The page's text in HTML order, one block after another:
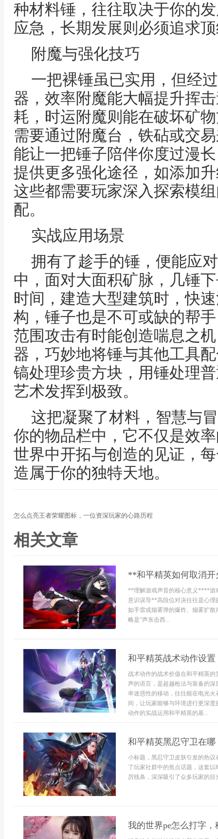
种材料锤，往往取决于你的
应急，长期发展则必须追求
附魔与强化技巧
一把裸锤虽已实用，但经
器，效率附魔能大幅提升挥
耗，时运附魔则能在破坏矿
需要通过附魔台，铁砧或交
能让一把锤子陪伴你度过漫
提供更多强化途径，如添加
这些都需要玩家深入探索模
配。
实战应用场景
拥有了趁手的锤，便能应
中，面对大面积矿脉，几锤
时间，建造大型建筑时，快
构，锤子也是不可或缺的帮
范围攻击有时能创造喘息之
器，巧妙地将锤与其他工具
镐处理珍贵方块，用锤处理
艺术发挥到极致。
这把凝聚了材料，智慧与
你的物品栏中，它不仅是效
世界中开拓与创造的见证，
造属于你的独特天地。
怎么点亮王者荣耀图标，一位资深玩家的心路历程
相关文章
**和平精英如何取消
**理解游戏声音的核心意义****游
意识误导**高段位对决往往是心理
如手雷或烟雾弹的爆炸、烟雾扩
略是“声东击西...
和平精英战术动作设
战术动作的战术价值在和平精英
声的语言，是超越枪法与装备的
串迷惑性的移动，往往能在电光
间，让玩家能够与环境进行更深
动作的实战运用和平精英的基...
和平精英黑忍守卫在
小标题，黑忍守卫皮肤引发的热
了玩家社群中的焦点话题，这套
厉线条，深深吸引了众多玩家的
我的世界pe怎么打字